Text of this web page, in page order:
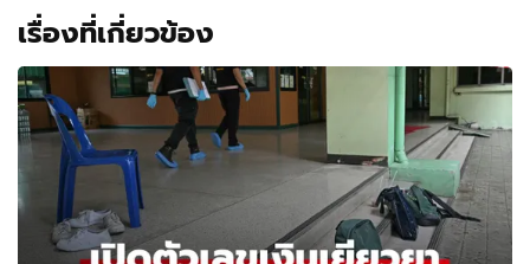
เรื่องที่เกี่ยวข้อง